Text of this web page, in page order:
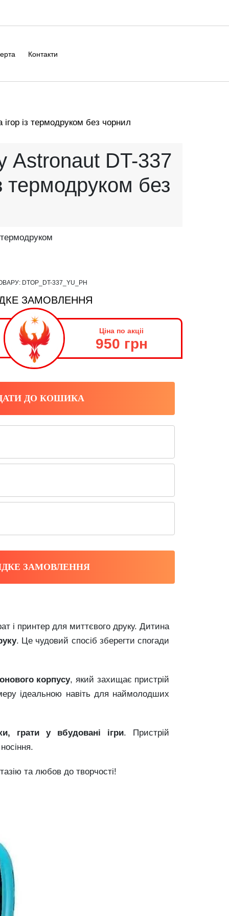
Контакти
із термодруком без чорнил
Astronaut DT-337
термодруком без
DTOP_DT-337_YU_PH
ЗАМОВЛЕННЯ
Ціна по акціі
950 грн
ДО КОШИКА
ЗАМОВЛЕННЯ
і принтер для миттєвого друку. Дитина
. Це чудовий спосіб зберегти спогади
корпусу, який захищає пристрій
ідеальною навіть для наймолодших
грати у вбудовані ігри. Пристрій
та любов до творчості!